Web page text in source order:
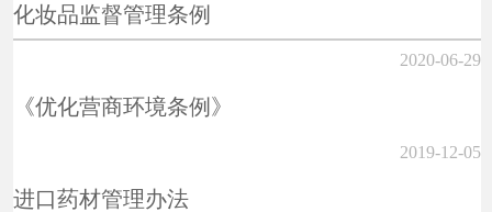
化妆品监督管理条例
2020-06-29
《优化营商环境条例》
2019-12-05
进口药材管理办法